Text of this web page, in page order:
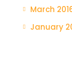
March
January